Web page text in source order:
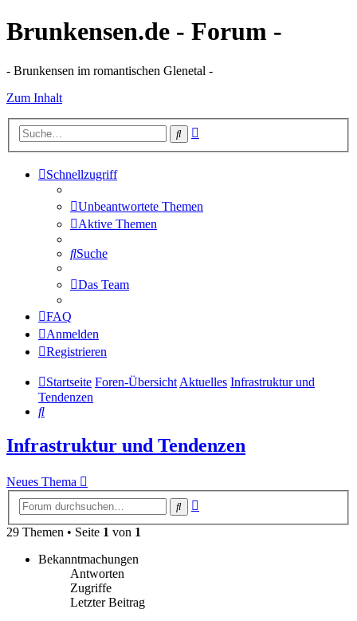
Brunkensen.de - Forum -
- Brunkensen im romantischen Glenetal -
Zum Inhalt
Suche
Schnellzugriff
Unbeantwortete Themen
Aktive Themen
Suche
Das Team
FAQ
Anmelden
Registrieren
Startseite Foren-ÜbersichtAktuelles Infrastruktur und
Tendenzen
Suche
Infrastruktur und Tendenzen
Neues Thema
Suche
29 Themen • Seite 1 von 1
Bekanntmachungen
Antworten
Zugriffe
Letzter Beitrag